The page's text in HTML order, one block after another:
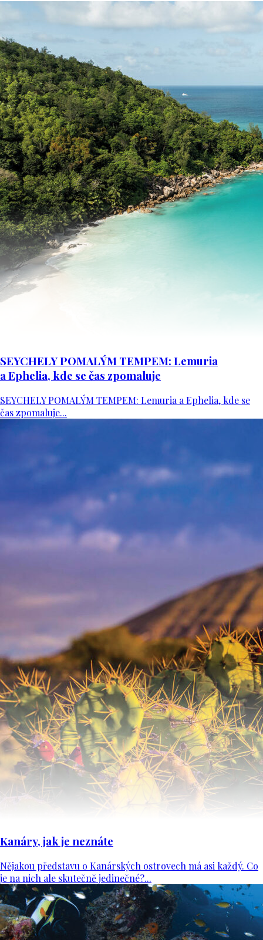
SEYCHELY POMALÝM TEMPEM: Lemuria
a Ephelia, kde se čas zpomaluje
SEYCHELY POMALÝM TEMPEM: Lemuria a Ephelia, kde se
čas zpomaluje...
Kanáry, jak je neznáte
Nějakou představu o Kanárských ostrovech má asi každý. Co
je na nich ale skutečně jedinečné?...